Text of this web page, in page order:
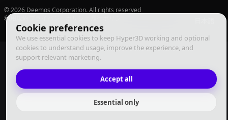
Cookie preferences
We use essential cookies to keep Hyper3D working and optional
cookies to understand usage, improve the experience, and
support relevant marketing.
Accept all
Essential only
© 2026 Deemos Corporation. All rights reserved
利用規約